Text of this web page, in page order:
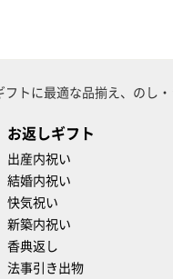
トに最適な品揃え、のし
お返しギフト
出産内祝い
結婚内祝い
快気祝い
新築内祝い
香典返し
法事引き出物